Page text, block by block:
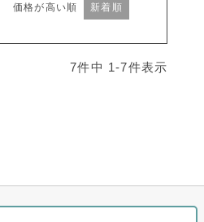
価格が高い順 新着順
7件中 1-7件表示